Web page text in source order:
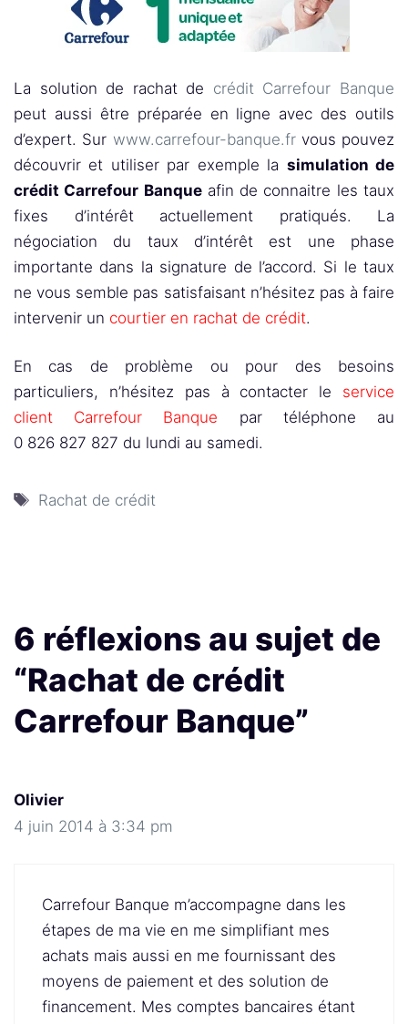
La solution de rachat de crédit Carrefour Banque
peut aussi être préparée en ligne avec des outils
d’expert. Sur www.carrefour-banque.frvous pouvez
découvrir et utiliser par exemple la simulation de
crédit Carrefour Banqueafin de connaitre les taux
fixes d’intérêt actuellement pratiqués. La
négociation du taux d’intérêt est une phase
importante dans la signature de l’accord. Si le taux
ne vous semble pas satisfaisant n’hésitez pas à faire
intervenir un courtier en rachat de crédit.
En cas de problème ou pour des besoins
particuliers, n’hésitez pas à contacter le service
client Carrefour Banque par téléphone au
0 826 827 827 du lundi au samedi.
Étiquettes
Rachat de crédit
6 réflexions au sujet de
“Rachat de crédit
Carrefour Banque”
Olivier
4 juin 2014 à 3:34 pm
Carrefour Banque m’accompagne dans les
étapes de ma vie en me simplifiant mes
achats mais aussi en me fournissant des
moyens de paiement et des solution de
financement. Mes comptes bancaires étant